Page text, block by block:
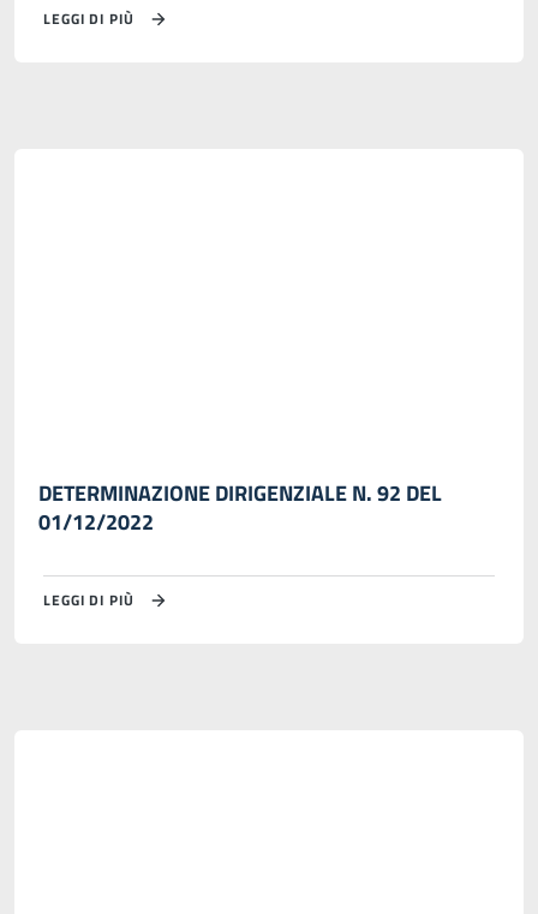
LEGGI DI PIÙ
DETERMINAZIONE DIRIGENZIALE N. 92 DEL
01/12/2022
LEGGI DI PIÙ